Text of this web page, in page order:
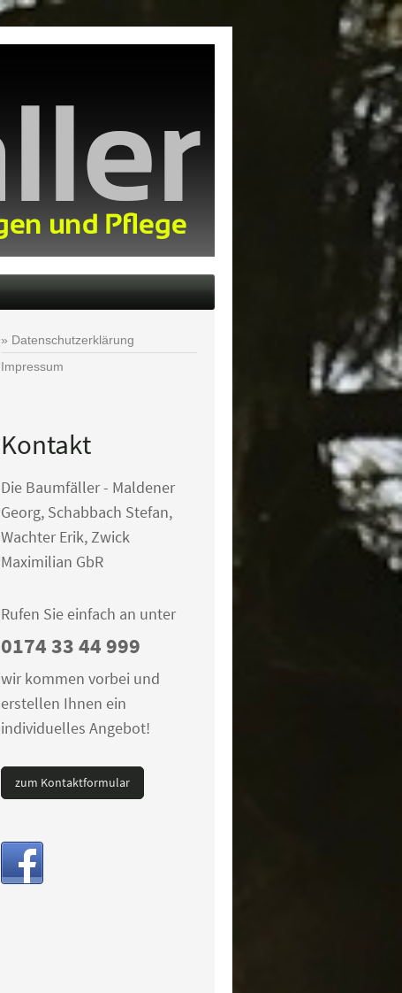
Datenschutzerklärung
Impressum
Kontakt
Die Baumfäller - Maldener
Georg, Schabbach Stefan,
Wachter Erik, Zwick
Maximilian GbR
Rufen Sie einfach an unter
0174 33 44 999
wir kommen vorbei und
erstellen Ihnen ein
individuelles Angebot!
zum Kontaktformular